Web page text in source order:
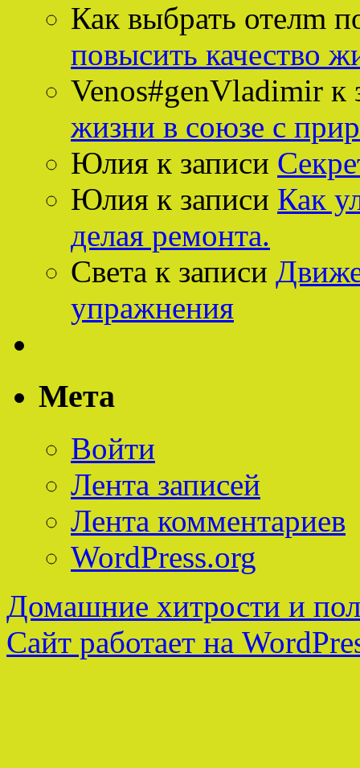
Как выбрать отелm
повысить качество
Venos#genVladimir к
жизни в союзе с
Юлия к записи
Юлия к записи Как
делая ремонта.
Света к записи
упражнения
Мета
Войти
Лента записей
Лента комментариев
WordPress.org
Домашние хитрости и
Сайт работает на